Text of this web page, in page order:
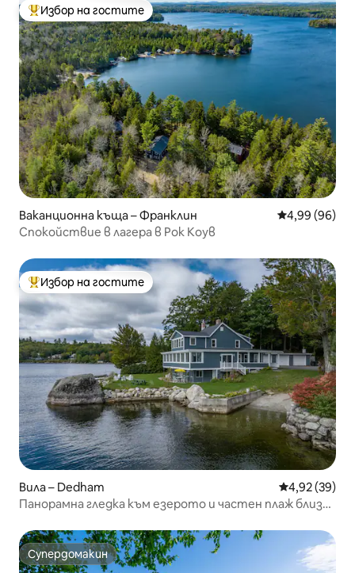
Най-популярен избор на гостите
Избор на гостите
Ваканционна къща – Франклин Средна
4,99 (96)
Спокойствие в лагера в Рок Коув
Най-популярен избор на гостите
Избор на гостите
Вила – Dedham Средна
4,92 (39)
Панорамна гледка към езерото и частен плаж близо
Супердомакин
Супердомакин